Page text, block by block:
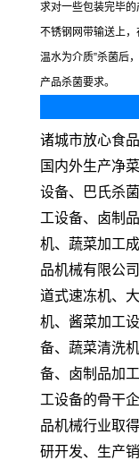
求对一些包装完毕
不锈钢网带输送上
温水为介质”杀菌后
产品杀菌要求。
诸城市放心食
国内外生产净
设备、巴氏杀
工设备、卤制
机、蔬菜加工
品机械有限公
道式速冻机、
机、酱菜加工
备、蔬菜清洗
备、卤制品加
工设备的骨干
品机械行业取
研开发、生产